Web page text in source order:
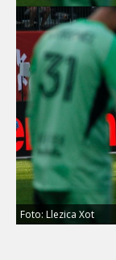
Foto: Llezica Xot